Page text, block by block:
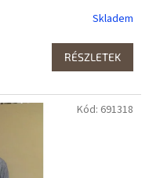
Skladem
RÉSZLETEK
Kód: 691318